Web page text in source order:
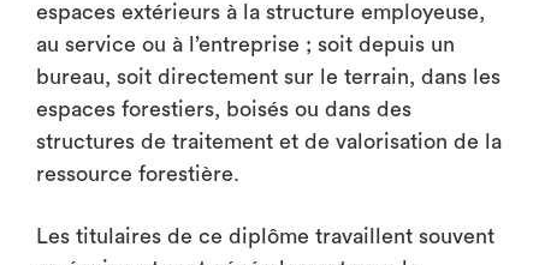
espaces extérieurs à la structure employeuse,
au service ou à l’entreprise ; soit depuis un
bureau, soit directement sur le terrain, dans les
espaces forestiers, boisés ou dans des
structures de traitement et de valorisation de la
ressource forestière.
Les titulaires de ce diplôme travaillent souvent